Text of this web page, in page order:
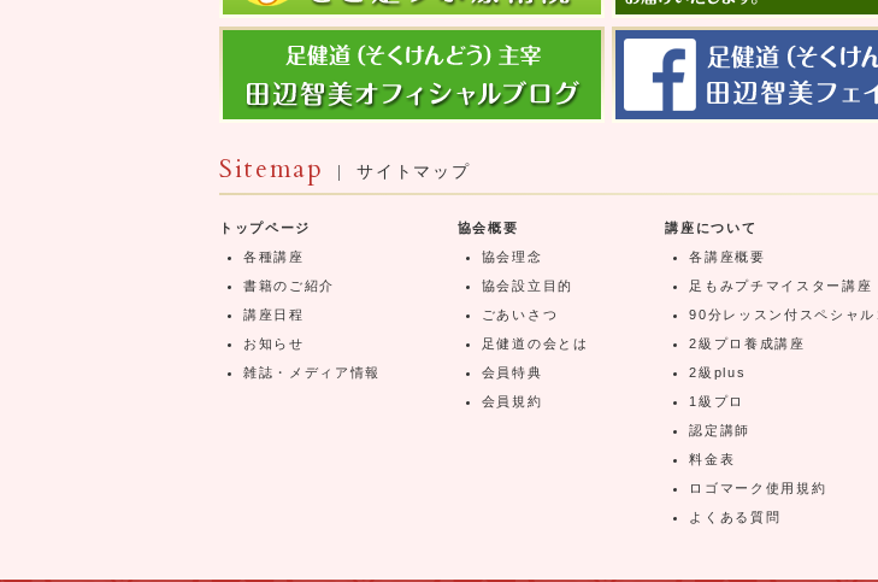
Sitemap | サイトマップ
トップページ
各種講座
書籍のご紹介
講座日程
お知らせ
雑誌・メディア情報
協会概要
協会理念
協会設立目的
ごあいさつ
足健道の会とは
会員特典
会員規約
講座について
各講座概要
足もみプチマイスター講座
90分レッスン付スペシャル
2級プロ養成講座
2級plus
1級プロ
認定講師
料金表
ロゴマーク使用規約
よくある質問